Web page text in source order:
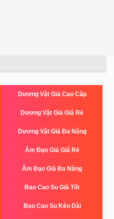
Dương Vật Giả Cao Cấp
Dương Vật Giả Giá Rẻ
Dương Vật Giả Đa Năng
Âm Đạo Giả Giá Rẻ
Âm Đạo Giả Đa Năng
Bao Cao Su Giá Tốt
Bao Cao Su Kéo Dài